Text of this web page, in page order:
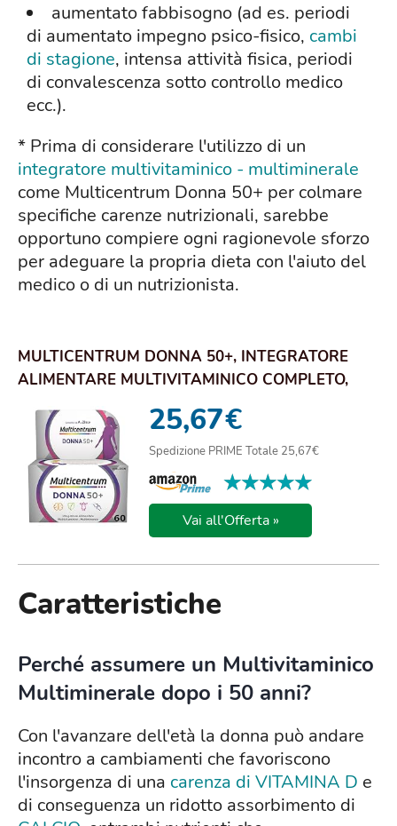
aumentato fabbisogno (ad es. periodi
di aumentato impegno psico-fisico, cambi
di stagione, intensa attività fisica, periodi
di convalescenza sotto controllo medico
ecc.).
* Prima di considerare l'utilizzo di un
integratore multivitaminico - multiminerale
come Multicentrum Donna 50+ per colmare
specifiche carenze nutrizionali, sarebbe
opportuno compiere ogni ragionevole sforzo
per adeguare la propria dieta con l'aiuto del
medico o di un nutrizionista.
MULTICENTRUM DONNA 50+, INTEGRATORE
ALIMENTARE MULTIVITAMINICO COMPLETO,
25,67€
Spedizione PRIME Totale 25,67€
★★★★★
★★★★★
Vai all'Offerta »
Caratteristiche
Perché assumere un Multivitaminico
Multiminerale dopo i 50 anni?
Con l'avanzare dell'età la donna può andare
incontro a cambiamenti che favoriscono
l'insorgenza di una carenza di VITAMINA D e
di conseguenza un ridotto assorbimento di